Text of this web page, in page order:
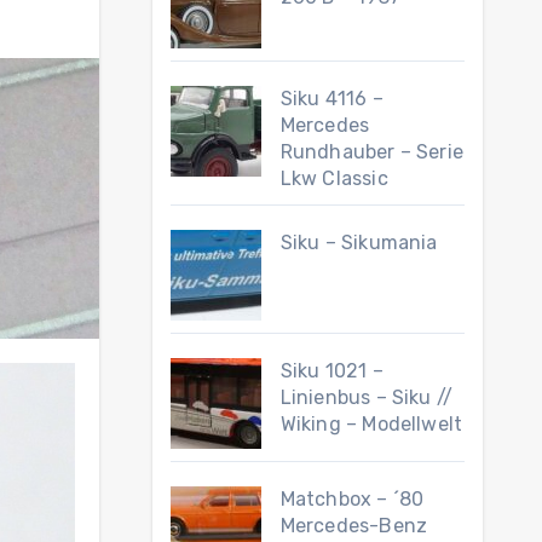
Siku 4116 –
Mercedes
Rundhauber – Serie
Lkw Classic
Siku – Sikumania
Siku 1021 –
Linienbus – Siku //
Wiking – Modellwelt
Matchbox – ´80
Mercedes-Benz